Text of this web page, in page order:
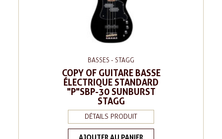
BASSES - STAGG
COPY OF GUITARE BASSE
ÉLECTRIQUE STANDARD
"P"SBP-30 SUNBURST
STAGG
DÉTAILS PRODUIT